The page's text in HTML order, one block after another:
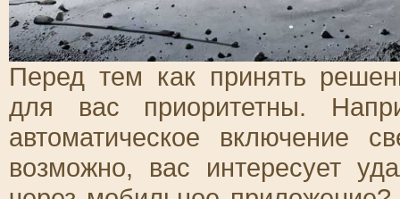
Перед тем как принять
для вас приоритетны.
автоматическое включение
возможно, вас интересует